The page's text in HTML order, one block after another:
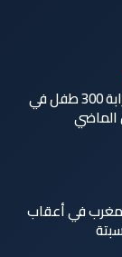
اليونيسف توثق استشهاد قرابة 300 طفل في
الماضي
في أعقاب